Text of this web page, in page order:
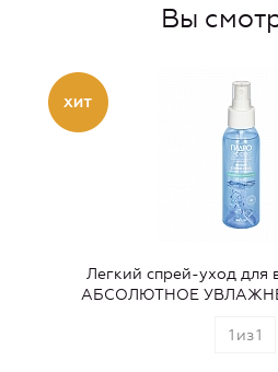
Вы
Легкий спрей-уход для
АБСОЛЮТНОЕ
1 из1